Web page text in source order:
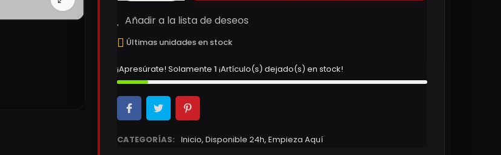
Añadir a la lista de deseos
Últimas unidades en stock
¡Apresúrate! Solamente 1 ¡Artículo(s) dejado(s) en stock!
CATEGORÍAS: Inicio, Disponible 24h, Empieza Aquí